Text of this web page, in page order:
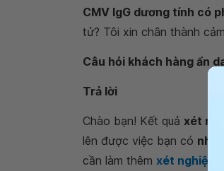
CMV IgG dương tính có
tử? Tôi xin chân thành
Câu hỏi khách hàng ẩn
Trả lời
Chào bạn! Kết quả xét
lên được việc bạn có
cần làm thêm xét nghiệm